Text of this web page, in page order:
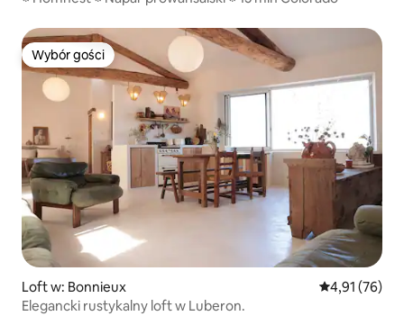
Wybór gości
Wybór gości
Loft w: Bonnieux Średnia
4,91 (76)
Elegancki rustykalny loft w Luberon.